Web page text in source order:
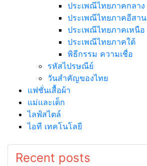
ประเพณีไทยภาคกลาง
ประเพณีไทยภาคอีสาน
ประเพณีไทยภาคเหนือ
ประเพณีไทยภาคใต้
พิธีกรรม ความเชื่อ
รหัสไปรษณีย์
วันสำคัญของไทย
แฟชั่นเสื้อผ้า
แม่และเด็ก
ไลฟ์สไตล์
ไอที เทคโนโลยี
Recent posts